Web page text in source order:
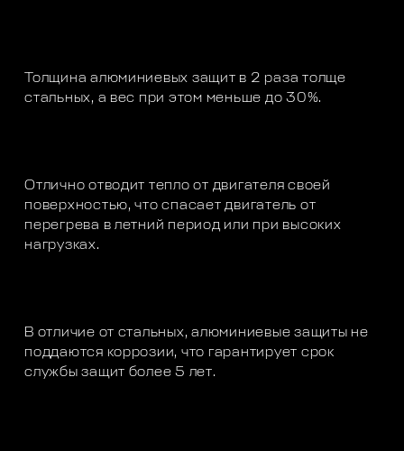
Толщина алюминиевых защит в 2 раза толще
стальных, а вес при этом меньше до 30%.
Отлично отводит тепло от двигателя своей
поверхностью, что спасает двигатель от
перегрева в летний период или при высоких
нагрузках.
В отличие от стальных, алюминиевые защиты не
поддаются коррозии, что гарантирует срок
службы защит более 5 лет.